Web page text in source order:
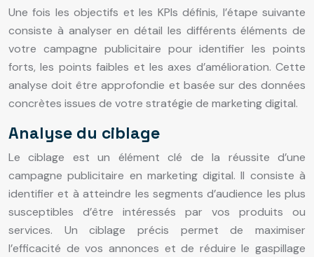
Une fois les objectifs et les KPIs définis, l’étape suivante
consiste à analyser en détail les différents éléments de
votre campagne publicitaire pour identifier les points
forts, les points faibles et les axes d’amélioration. Cette
analyse doit être approfondie et basée sur des données
concrètes issues de votre stratégie de marketing digital.
Analyse du ciblage
Le ciblage est un élément clé de la réussite d’une
campagne publicitaire en marketing digital. Il consiste à
identifier et à atteindre les segments d’audience les plus
susceptibles d’être intéressés par vos produits ou
services. Un ciblage précis permet de maximiser
l’efficacité de vos annonces et de réduire le gaspillage